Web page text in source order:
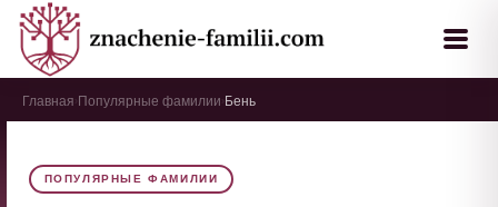
Главная Популярные фамилии Бень
ПОПУЛЯРНЫЕ ФАМИЛИИ